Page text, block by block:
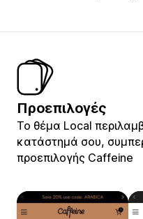
Προεπιλογές
Το θέμα Local
κατάστημά σου,
προεπιλογής Caffeine